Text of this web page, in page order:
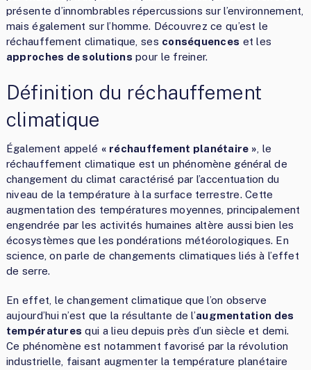
présente d’innombrables répercussions sur l’environnement,
mais également sur l’homme. Découvrez ce qu’est le
réchauffement climatique, ses conséquences et les
approches de solutions pour le freiner.
Définition du réchauffement
climatique
Également appelé « réchauffement planétaire » , le
réchauffement climatique est un phénomène général de
changement du climat caractérisé par l’accentuation du
niveau de la température à la surface terrestre. Cette
augmentation des températures moyennes, principalement
engendrée par les activités humaines altère aussi bien les
écosystèmes que les pondérations météorologiques. En
science, on parle de changements climatiques liés à l’effet
de serre.
En effet, le changement climatique que l’on observe
aujourd’hui n’est que la résultante de l’augmentation des
températures qui a lieu depuis près d’un siècle et demi.
Ce phénomène est notamment favorisé par la révolution
industrielle, faisant augmenter la température planétaire